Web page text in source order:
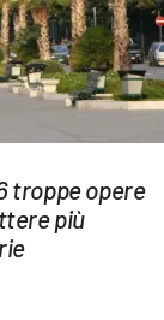
troppe opere
più